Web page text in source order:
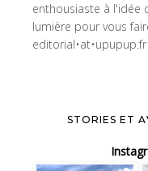
enthousiaste à l'idée
lumière pour vous
editorial•at•upupup.fr
STORIES ET